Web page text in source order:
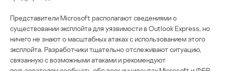
Представители Microsoft располагают сведениями о
существовании эксплойта для уязвимости в Outlook Express, но
ничего не знают о масштабных атаках с использованием этого
эксплойта. Разработчики тщательно отслеживают ситуацию,
связанную с возможными атаками и рекомендуют